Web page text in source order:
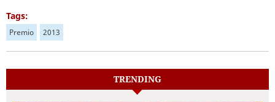
Tags:
Premio 2013
TRENDING